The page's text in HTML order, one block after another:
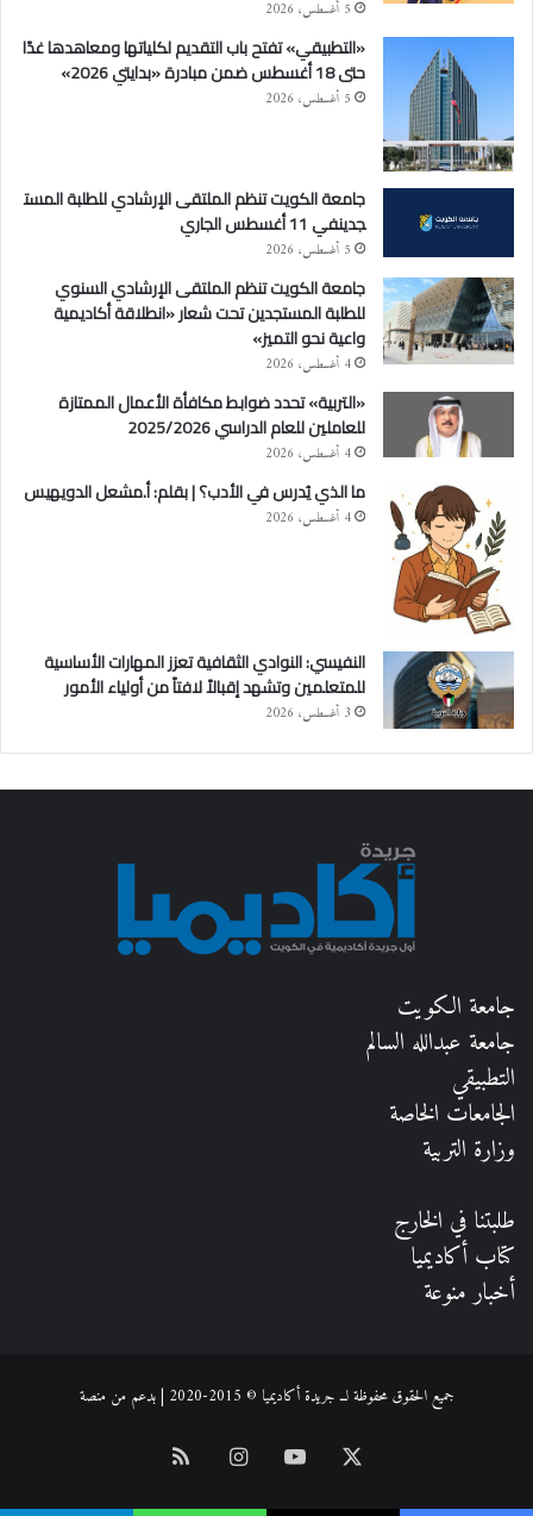
5 أغسطس، 2026
«التطبيقي» تفتح باب التقديم لكلياتها ومعاهدها غدًا
حتى 18 أغسطس ضمن مبادرة «بدايتي 2026»
5 أغسطس، 2026
جامعة الكويت تنظم الملتقى الإرشادي للطلبة المست
جدينفي 11 أغسطس الجاري
5 أغسطس، 2026
جامعة الكويت تنظم الملتقى الإرشادي السنوي
للطلبة المستجدين تحت شعار «انطلاقة أكاديمية
واعية نحو التميز»
4 أغسطس، 2026
«التربية» تحدد ضوابط مكافأة الأعمال الممتازة
للعاملين للعام الدراسي 2025/2026
4 أغسطس، 2026
ما الذي يُدرس في الأدب؟ | بقلم: أ.مشعل الدويهيس
4 أغسطس، 2026
النفيسي: النوادي الثقافية تعزز المهارات الأساسية
للمتعلمين وتشهد إقبالاً لافتاً من أولياء الأمور
3 أغسطس، 2026
جامعة الكويت
جامعة عبدالله السالم
التطبيقي
الجامعات الخاصة
وزارة التربية
طلبتنا في الخارج
كتاب أكاديميا
أخبار منوعة
جميع الحقوق محفوظة لــ جريدة أكاديميا © 2015-2020 | بدعم من منصة
‫YouTubeانستقرامملخص